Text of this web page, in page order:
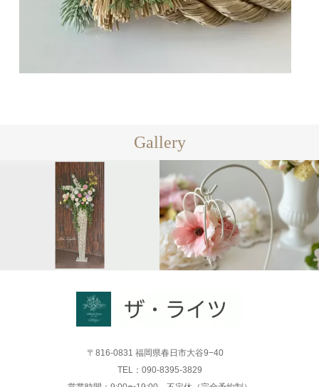
Gallery
〒816-0831 福岡県春日市大谷9−40
TEL：090-8395-3829